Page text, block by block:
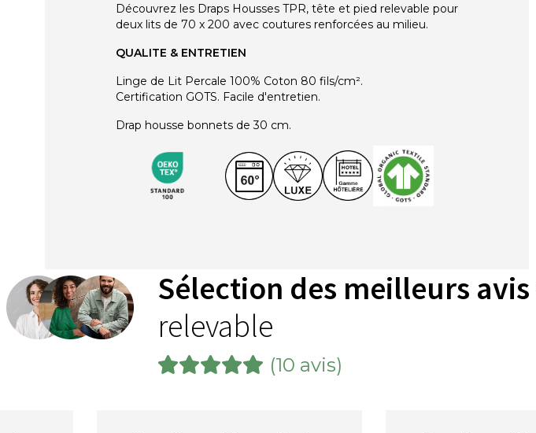
Découvrez les Draps Housses TPR, tête et pied relevable pour
deux lits de 70 x 200 avec coutures renforcées au milieu.
QUALITE & ENTRETIEN
Linge de Lit Percale 100% Coton 80 fils/cm².
Certification GOTS. Facile d'entretien.
Drap housse bonnets de 30 cm.
Sélection des meilleurs avis
relevable
(10 avis)